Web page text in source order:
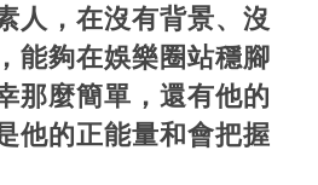
人，在沒有背景、沒
能夠在娛樂圈站穩腳
那麼簡單，還有他的
他的正能量和會把握